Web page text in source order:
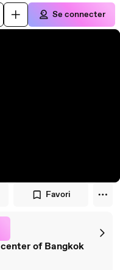
Se connecter
Favori
of Bangkok